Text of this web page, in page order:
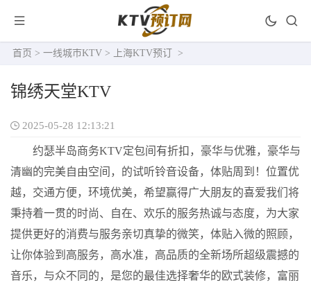
首页 > 一线城市KTV > 上海KTV预订 >
锦绣天堂KTV
2025-05-28 12:13:21
约瑟半岛商务KTV定包间有折扣，豪华与优雅，豪华与
清幽的完美自由空间，的试听铃音设备，体贴周到！位置优
越，交通方便，环境优美，希望赢得广大朋友的喜爱我们将
秉持着一贯的时尚、自在、欢乐的服务热诚与态度，为大家
提供更好的消费与服务亲切真挚的微笑，体贴入微的照顾，
让你体验到高服务，高水准，高品质的全新场所超级震撼的
音乐，与众不同的，是您的最佳选择奢华的欧式装修，富丽